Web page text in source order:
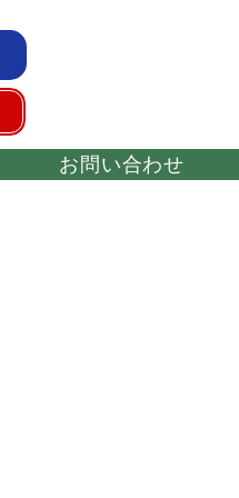
お問い合わせ